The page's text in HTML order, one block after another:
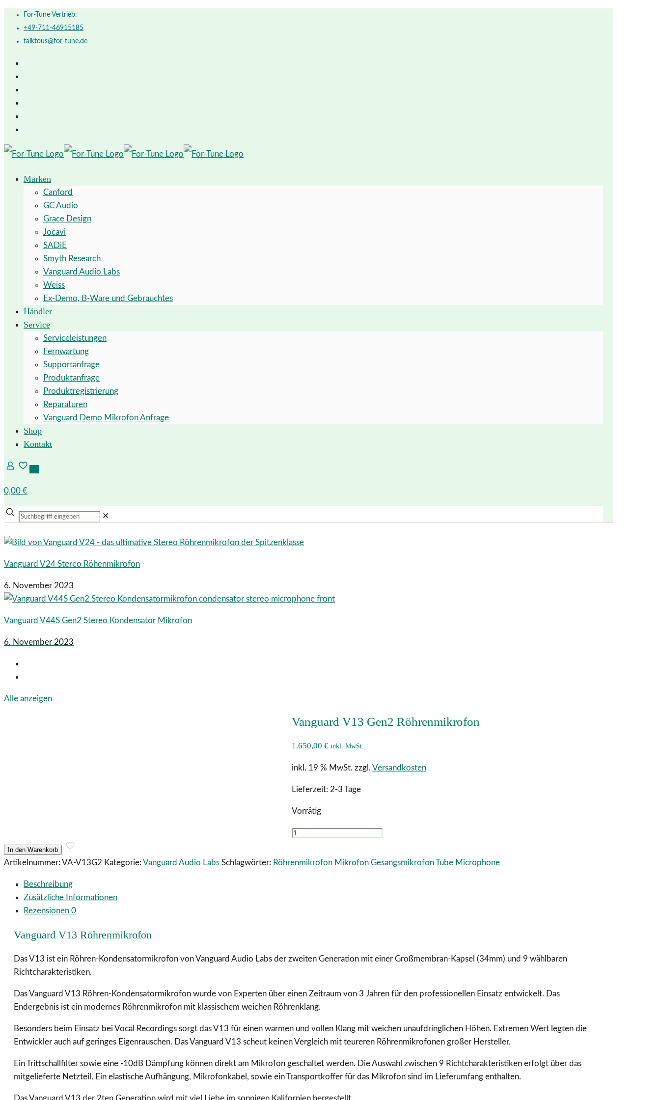
For-Tune Vertrieb:
+49-711-46915185
talktous@for-tune.de
Marken
Canford
GC Audio
Grace Design
Jocavi
SADiE
Smyth Research
Vanguard Audio Labs
Weiss
Ex-Demo, B-Ware und Gebrauchtes
Händler
Service
Serviceleistungen
Fernwartung
Supportanfrage
Produktanfrage
Produktregistrierung
Reparaturen
Vanguard Demo Mikrofon Anfrage
Shop
Kontakt
0,00 €
✕
Vanguard V24 Stereo Röhenmikrofon
6. November 2023
Vanguard V44S Gen2 Stereo Kondensator Mikrofon
6. November 2023
Alle anzeigen
Vanguard V13 Gen2 Röhrenmikrofon
1.650,00 € inkl. MwSt.
inkl. 19 % MwSt. zzgl. Versandkosten
Lieferzeit: 2-3 Tage
Vorrätig
Vanguard
Gen2
In den Warenkorb
Artikelnummer: VA-V13G2 Kategorie: Vanguard Audio Labs Schlagwörter: Röhrenmikrofon Mikrofon GesangsmikrofonTube Microphone
Beschreibung
Zusätzliche Informationen
Rezensionen 0
Vanguard V13 Röhrenmikrofon
Das V13 ist ein Röhren-Kondensatormikrofon von Vanguard Audio Labs der zweiten Generation mit einer Großmembran-Kapsel (34mm) und 9 wählbaren
Richtcharakteristiken.
Das Vanguard V13 Röhren-Kondensatormikrofon wurde von Experten über einen Zeitraum von 3 Jahren für den professionellen Einsatz entwickelt. Das
Endergebnis ist ein modernes Röhrenmikrofon mit klassischem weichen Röhrenklang.
Besonders beim Einsatz bei Vocal Recordings sorgt das V13 für einen warmen und vollen Klang mit weichen unaufdringlichen Höhen. Extremen Wert legten die
Entwickler auch auf geringes Eigenrauschen. Das Vanguard V13 scheut keinen Vergleich mit teureren Röhrenmikrofonen großer Hersteller.
Ein Trittschallfilter sowie eine -10dB Dämpfung können direkt am Mikrofon geschaltet werden. Die Auswahl zwischen 9 Richtcharakteristiken erfolgt über das
mitgelieferte Netzteil. Ein elastische Aufhängung, Mikrofonkabel, sowie ein Transportkoffer für das Mikrofon sind im Lieferumfang enthalten.
Das Vanguard V13 der 2ten Generation wird mit viel Liebe im sonnigen Kalifornien hergestellt.